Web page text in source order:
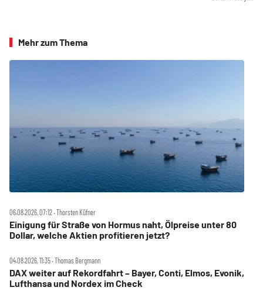
Mehr zum Thema
06.08.2026, 07:12 ‧ Thorsten Küfner
Einigung für Straße von Hormus naht, Ölpreise unter 80
Dollar, welche Aktien profitieren jetzt?
04.08.2026, 11:35 ‧ Thomas Bergmann
DAX weiter auf Rekordfahrt – Bayer, Conti, Elmos, Evonik,
Lufthansa und Nordex im Check